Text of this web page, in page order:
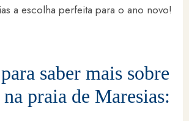
a escolha perfeita para o ano novo!
saber mais sobre
praia de Maresias: